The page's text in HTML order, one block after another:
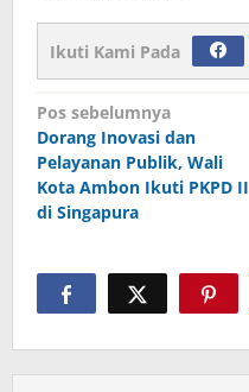
Ikuti Kami Pada
Navigasi
pos
Pos sebelumnya
Dorang Inovasi dan
Pelayanan Publik, Wali
Kota Ambon Ikuti PKPD II
di Singapura